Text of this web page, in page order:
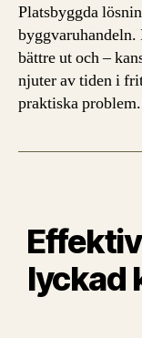
Platsbyggda
byggvaruhandeln.
bättre ut och –
njuter av tiden i
praktiska
lyckad